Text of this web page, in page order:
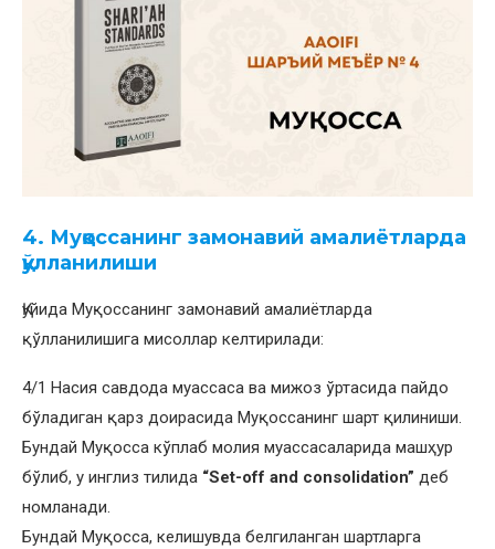
4. Муқоссанинг замонавий амалиётларда
қўлланилиши
Қуйида Муқоссанинг замонавий амалиётларда
қўлланилишига мисоллар келтирилади:
4/1 Насия савдода муассаса ва мижоз ўртасида пайдо
бўладиган қарз доирасида Муқоссанинг шарт қилиниши.
Бундай Муқосса кўплаб молия муассасаларида машҳур
бўлиб, у инглиз тилида “Set-off and consolidation” деб
номланади.
Бундай Муқосса, келишувда белгиланган шартларга